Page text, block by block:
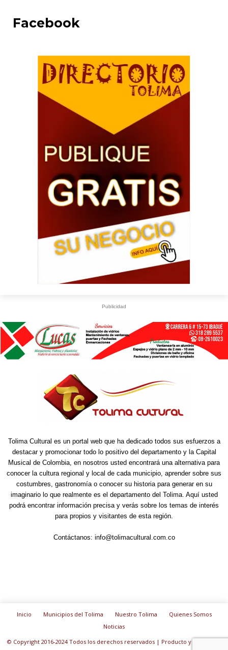
Facebook
Publicidad
Tolima Cultural es un portal web que ha dedicado todos sus esfuerzos a
destacar y promocionar todo lo positivo del departamento y la Capital
Musical de Colombia, en nosotros usted encontrará una alternativa para
conocer la cultura regional y local de cada municipio, aprender sobre sus
costumbres, gastronomía o conocer su historia para generar en su
imaginario lo que realmente es el departamento del Tolima. Aquí usted
podrá encontrar información precisa y verás sobre los temas de interés
para propios y visitantes de esta región.
Contáctanos: info@tolimacultural.com.co
Inicio Municipios del Tolima Nuestro Tolima
Quienes Somos
Noticias
© Copyright 2016-2024 Todos los derechos reservados | Producto y diseño de: